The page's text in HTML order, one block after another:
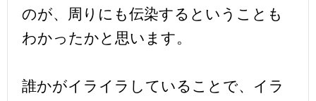
のが、周りにも伝染するということも
わかったかと思います。
誰かがイライラしていることで、イラ